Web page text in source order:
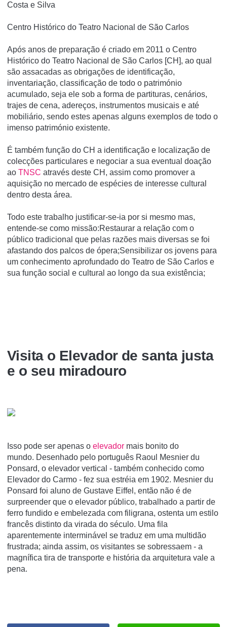
Costa e Silva
Centro Histórico do Teatro Nacional de São Carlos
Após anos de preparação é criado em 2011 o Centro
Histórico do Teatro Nacional de São Carlos [CH], ao qual
são assacadas as obrigações de identificação,
inventariação, classificação de todo o património
acumulado, seja ele sob a forma de partituras, cenários,
trajes de cena, adereços, instrumentos musicais e até
mobiliário, sendo estes apenas alguns exemplos de todo o
imenso património existente.
É também função do CH a identificação e localização de
colecções particulares e negociar a sua eventual doação
ao TNSC através deste CH, assim como promover a
aquisição no mercado de espécies de interesse cultural
dentro desta área.
Todo este trabalho justificar-se-ia por si mesmo mas,
entende-se como missão:Restaurar a relação com o
público tradicional que pelas razões mais diversas se foi
afastando dos palcos de ópera;Sensibilizar os jovens para
um conhecimento aprofundado do Teatro de São Carlos e
sua função social e cultural ao longo da sua existência;
Visita o Elevador de santa justa
e o seu miradouro
Isso pode ser apenas o elevador mais bonito do
mundo. Desenhado pelo português Raoul Mesnier du
Ponsard, o elevador vertical - também conhecido como
Elevador do Carmo - fez sua estréia em 1902. Mesnier du
Ponsard foi aluno de Gustave Eiffel, então não é de
surpreender que o elevador público, trabalhado a partir de
ferro fundido e embelezada com filigrana, ostenta um estilo
francês distinto da virada do século. Uma fila
aparentemente interminável se traduz em uma multidão
frustrada; ainda assim, os visitantes se sobressaem - a
magnífica tira de transporte e história da arquitetura vale a
pena.